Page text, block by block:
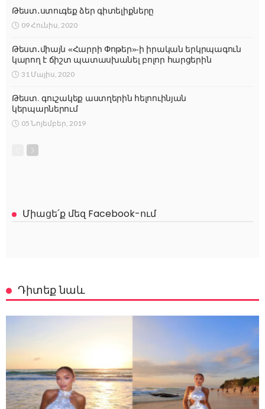
Թեստ․ստուգեք ձեր գիտելիքները
09 Հունիս, 2020
Թեստ․միայն «Հարրի Փոթեր»-ի իրական երկրպագուն
կարող է ճիշտ պատասխանել բոլոր հարցերին
31 Մայիս, 2020
Թեստ. գուշակեք աստղերին հելոուինյան
կերպարներում
05 Նոյեմբեր, 2019
Միացե՛ք մեզ Facebook-ում
Դիտեք նաև